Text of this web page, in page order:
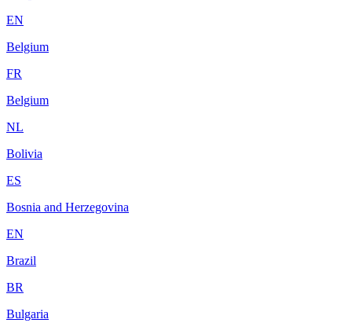
EN
Belgium
FR
Belgium
NL
Bolivia
ES
Bosnia and Herzegovina
EN
Brazil
BR
Bulgaria